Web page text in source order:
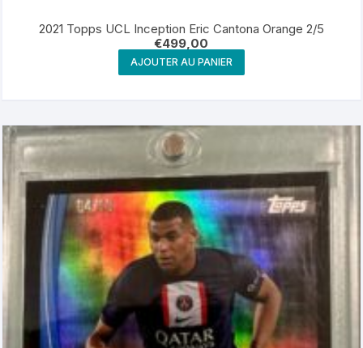
2021 Topps UCL Inception Eric Cantona Orange 2/5
€499,00
AJOUTER AU PANIER